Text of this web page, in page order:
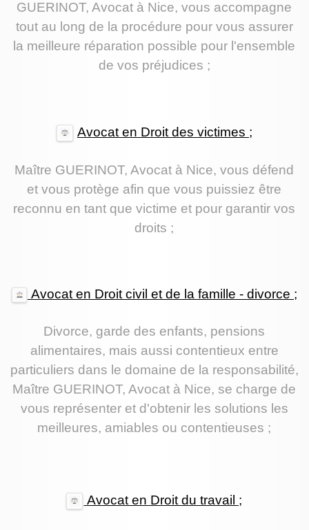
GUERINOT, Avocat à Nice, vous accompagne
tout au long de la procédure pour vous assurer
la meilleure réparation possible pour l'ensemble
de vos préjudices ;
Avocat en Droit des victimes ;
Maître GUERINOT, Avocat à Nice, vous défend
et vous protège afin que vous puissiez être
reconnu en tant que victime et pour garantir vos
droits ;
Avocat en Droit civil et de la famille - divorce ;
Divorce, garde des enfants, pensions
alimentaires, mais aussi contentieux entre
particuliers dans le domaine de la responsabilité,
Maître GUERINOT, Avocat à Nice, se charge de
vous représenter et d'obtenir les solutions les
meilleures, amiables ou contentieuses ;
Avocat en Droit du travail ;